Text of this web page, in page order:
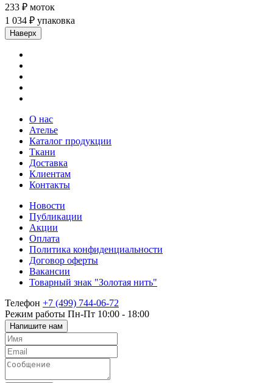
233 ₽ моток
1 034 ₽ упаковка
Наверх
О нас
Ателье
Каталог продукции
Ткани
Доставка
Клиентам
Контакты
Новости
Публикации
Акции
Оплата
Политика конфиденциальности
Договор оферты
Вакансии
Товарный знак "Золотая нить"
Телефон +7 (499) 744-06-72
Режим работы Пн-Пт 10:00 - 18:00
Напишите нам